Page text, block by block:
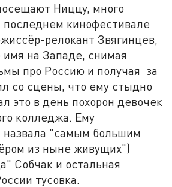
Ниццу, много
кинофестивале
релокант Звягинцев,
на Западе, снимая
про Россию и получая за
со сцены, что ему стыдно
это в день похорон девочек
колледжа. Ему
назвала "самым большим
из ныне живущих")
Собчак и остальная
тусовка.